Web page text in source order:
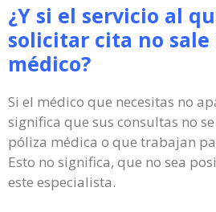
¿Y si el servicio al
solicitar cita no sale
médico?
Si el médico que necesitas no
significa que sus consultas no
póliza médica o que trabajan
Esto no significa, que no sea
este especialista.